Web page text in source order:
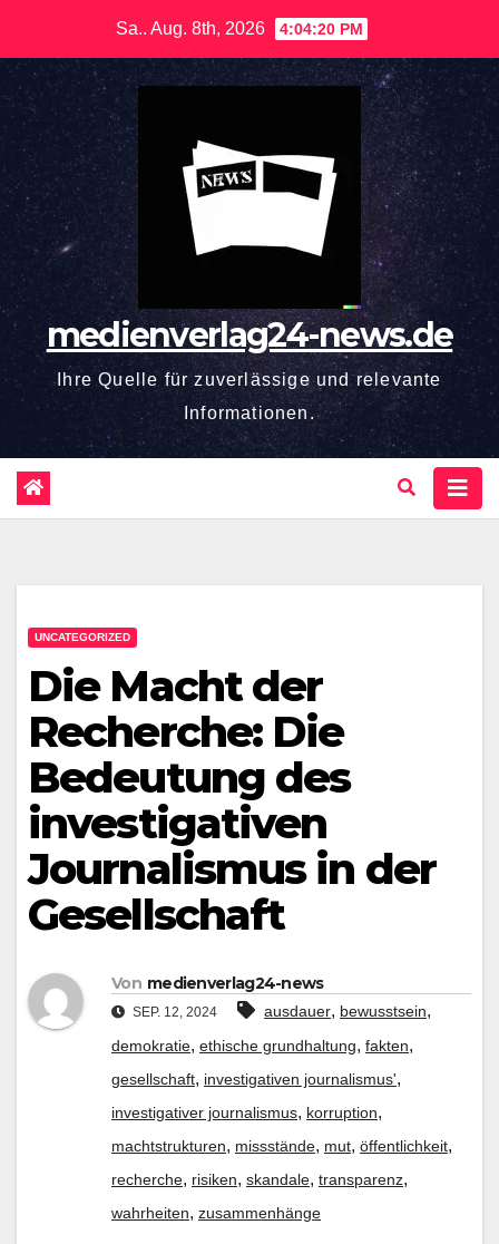
springen
Sa.. Aug. 8th, 2026 4:04:21 PM
medienverlag24-news.de
Ihre Quelle für zuverlässige und relevante
Informationen.
UNCATEGORIZED
Die Macht der
Recherche: Die
Bedeutung des
investigativen
Journalismus in der
Gesellschaft
Von medienverlag24-news
SEP. 12, 2024 ausdauer, bewusstsein,
demokratie, ethische grundhaltung, fakten,
gesellschaft, investigativen journalismus',
investigativer journalismus, korruption,
machtstrukturen, missstände, mut, öffentlichkeit,
recherche, risiken, skandale, transparenz,
wahrheiten, zusammenhänge